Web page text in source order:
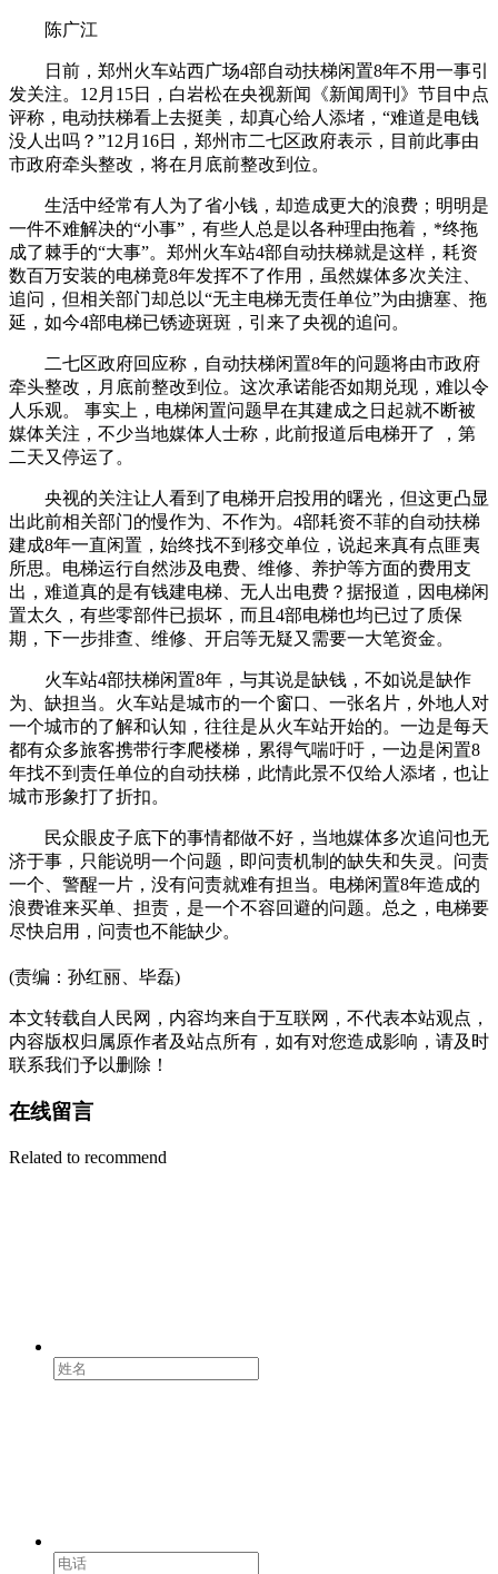
陈广江
日前，郑州火车站西广场4部自动扶梯闲置8年不用一事引
发关注。12月15日，白岩松在央视新闻《新闻周刊》节目中点
评称，电动扶梯看上去挺美，却真心给人添堵，“难道是电钱
没人出吗？”12月16日，郑州市二七区政府表示，目前此事由
市政府牵头整改，将在月底前整改到位。
生活中经常有人为了省小钱，却造成更大的浪费；明明是
一件不难解决的“小事”，有些人总是以各种理由拖着，*终拖
成了棘手的“大事”。郑州火车站4部自动扶梯就是这样，耗资
数百万安装的电梯竟8年发挥不了作用，虽然媒体多次关注、
追问，但相关部门却总以“无主电梯无责任单位”为由搪塞、拖
延，如今4部电梯已锈迹斑斑，引来了央视的追问。
二七区政府回应称，自动扶梯闲置8年的问题将由市政府
牵头整改，月底前整改到位。这次承诺能否如期兑现，难以令
人乐观。 事实上，电梯闲置问题早在其建成之日起就不断被
媒体关注，不少当地媒体人士称，此前报道后电梯开了 ，第
二天又停运了。
央视的关注让人看到了电梯开启投用的曙光，但这更凸显
出此前相关部门的慢作为、不作为。4部耗资不菲的自动扶梯
建成8年一直闲置，始终找不到移交单位，说起来真有点匪夷
所思。电梯运行自然涉及电费、维修、养护等方面的费用支
出，难道真的是有钱建电梯、无人出电费？据报道，因电梯闲
置太久，有些零部件已损坏，而且4部电梯也均已过了质保
期，下一步排查、维修、开启等无疑又需要一大笔资金。
火车站4部扶梯闲置8年，与其说是缺钱，不如说是缺作
为、缺担当。火车站是城市的一个窗口、一张名片，外地人对
一个城市的了解和认知，往往是从火车站开始的。一边是每天
都有众多旅客携带行李爬楼梯，累得气喘吁吁，一边是闲置8
年找不到责任单位的自动扶梯，此情此景不仅给人添堵，也让
城市形象打了折扣。
民众眼皮子底下的事情都做不好，当地媒体多次追问也无
济于事，只能说明一个问题，即问责机制的缺失和失灵。问责
一个、警醒一片，没有问责就难有担当。电梯闲置8年造成的
浪费谁来买单、担责，是一个不容回避的问题。总之，电梯要
尽快启用，问责也不能缺少。
(责编：孙红丽、毕磊)
本文转载自人民网，内容均来自于互联网，不代表本站观点，
内容版权归属原作者及站点所有，如有对您造成影响，请及时
联系我们予以删除！
在线留言
Related to recommend